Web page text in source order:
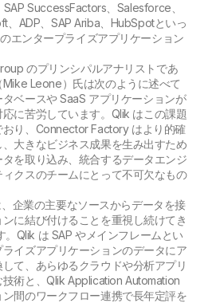
SuccessFactors、Salesforce、
、ADP、SAP Ariba、HubSpotといっ
エンタープライズアプリケーション
のプリンシパルアナリストであ
Leone）氏は次のように述べて
ベースや SaaS アプリケーションが
に苦労しています。Qlik はこの課題
おり、Connector Factory はより的確
大きなビジネス成果を生み出すため
を取り込み、統合するデータエンジ
クスのチームにとって不可欠なもの
企業の主要なソースからデータを接
に結び付けることを重視し続けてき
。Qlik は SAP やメインフレームとい
イズアプリケーションのデータにア
て、あらゆるクラウドや分析アプリ
術と、Qlik Application Automation
間のワークフロー連携で長年定評を